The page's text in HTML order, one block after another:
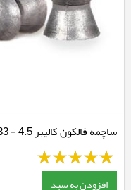
ساچمه فالکون کالیبر 4.5 - 7.33 گرین
افزودن به سبد